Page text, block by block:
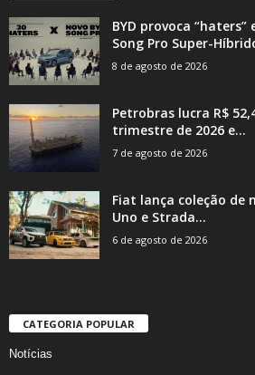
BYD provoca
Song Pro Super-
8 de agosto de 2026
Petrobras lucra R$
trimestre de 2026 e...
7 de agosto de 2026
Fiat lança coleção de
Uno e Strada...
6 de agosto de 2026
CATEGORIA POPULAR
Notícias